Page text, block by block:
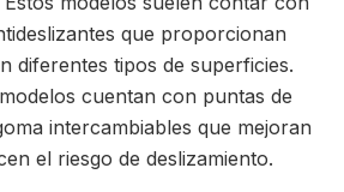
que proporcionan
diferentes tipos de superficies.
cuentan con puntas de
intercambiables que mejoran
el riesgo de deslizamiento.